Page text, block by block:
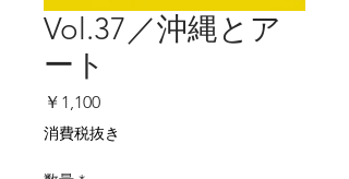
Vol.37／沖縄とア
ート
￥1,100価
格
消費税抜き